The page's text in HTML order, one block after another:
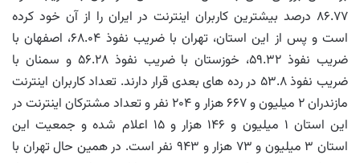
۸۶.۷۷ درصد بیشترین کاربران اینترنت در ایران را از آن خود کرده
است و پس از این استان، تهران با ضریب نفوذ ۶۸.۰۴، اصفهان با
ضریب نفوذ ۵۹.۳۲، خوزستان با ضریب نفوذ ۵۶.۲۸ و سمنان با
ضریب نفوذ ۵۳.۸ در رده های بعدی قرار دارند. تعداد کاربران اینترنت
مازندران ۲ میلیون و ۶۶۷ هزار و ۲۰۴ نفر و تعداد مشترکان اینترنت در
این استان ۱ میلیون و ۱۴۶ هزار و ۱۵ اعلام شده و جمعیت این
استان ۳ میلیون و ۷۳ هزار و ۹۴۳ نفر است. در همین حال تهران با